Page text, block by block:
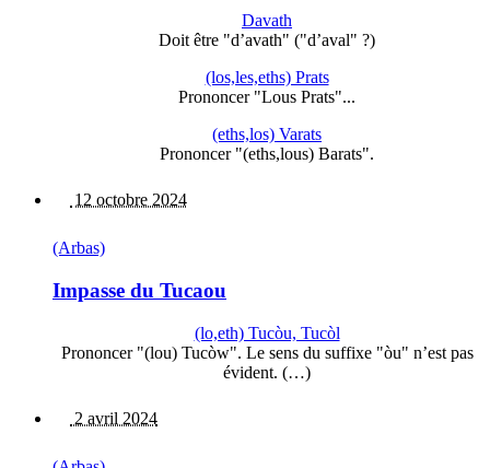
Davath
Doit être "d’avath" ("d’aval" ?)
(los,les,eths) Prats
Prononcer "Lous Prats"...
(eths,los) Varats
Prononcer "(eths,lous) Barats".
12 octobre 2024
(Arbas)
Impasse du Tucaou
(lo,eth) Tucòu, Tucòl
Prononcer "(lou) Tucòw". Le sens du suffixe "òu" n’est pas
évident. (…)
2 avril 2024